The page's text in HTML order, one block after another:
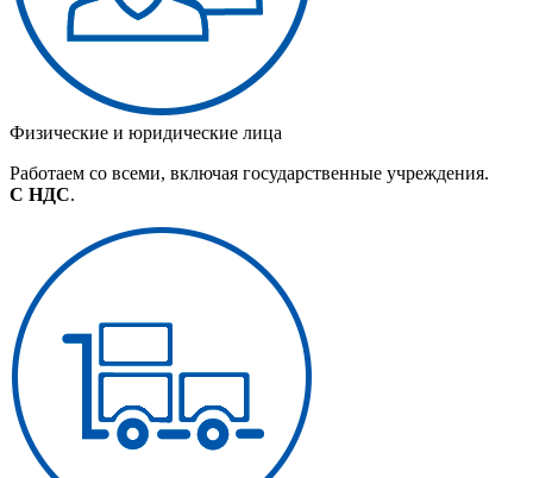
Физические и юридические лица
Работаем со всеми, включая государственные учреждения.
С НДС.